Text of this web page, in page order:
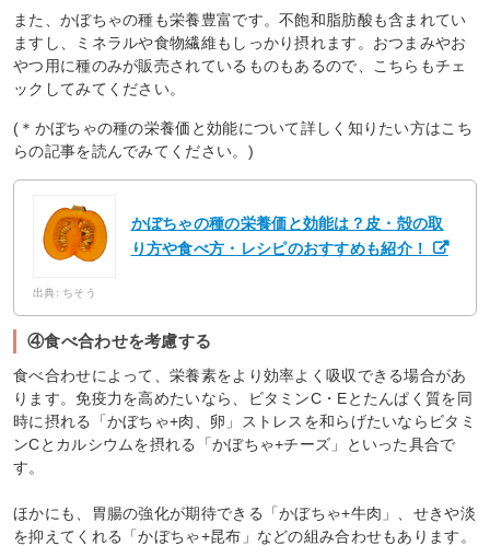
また、かぼちゃの種も栄養豊富です。不飽和脂肪酸も含まれてい
ますし、ミネラルや食物繊維もしっかり摂れます。おつまみやお
やつ用に種のみが販売されているものもあるので、こちらもチェ
ックしてみてください。
(＊かぼちゃの種の栄養価と効能について詳しく知りたい方はこち
らの記事を読んでみてください。)
かぼちゃの種の栄養価と効能は？皮・殻の取
り方や食べ方・レシピのおすすめも紹介！
出典: ちそう
④食べ合わせを考慮する
食べ合わせによって、栄養素をより効率よく吸収できる場合があ
ります。免疫力を高めたいなら、ビタミンC・Eとたんぱく質を同
時に摂れる「かぼちゃ+肉、卵」ストレスを和らげたいならビタミ
ンCとカルシウムを摂れる「かぼちゃ+チーズ」といった具合で
す。
ほかにも、胃腸の強化が期待できる「かぼちゃ+牛肉」、せきや淡
を抑えてくれる「かぼちゃ+昆布」などの組み合わせもあります。